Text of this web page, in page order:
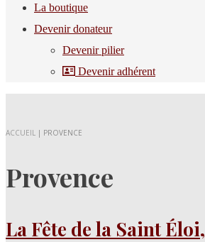
La boutique
Devenir donateur
Devenir pilier
Devenir adhérent
ACCUEIL | PROVENCE
Provence
La Fête de la Saint Éloi,